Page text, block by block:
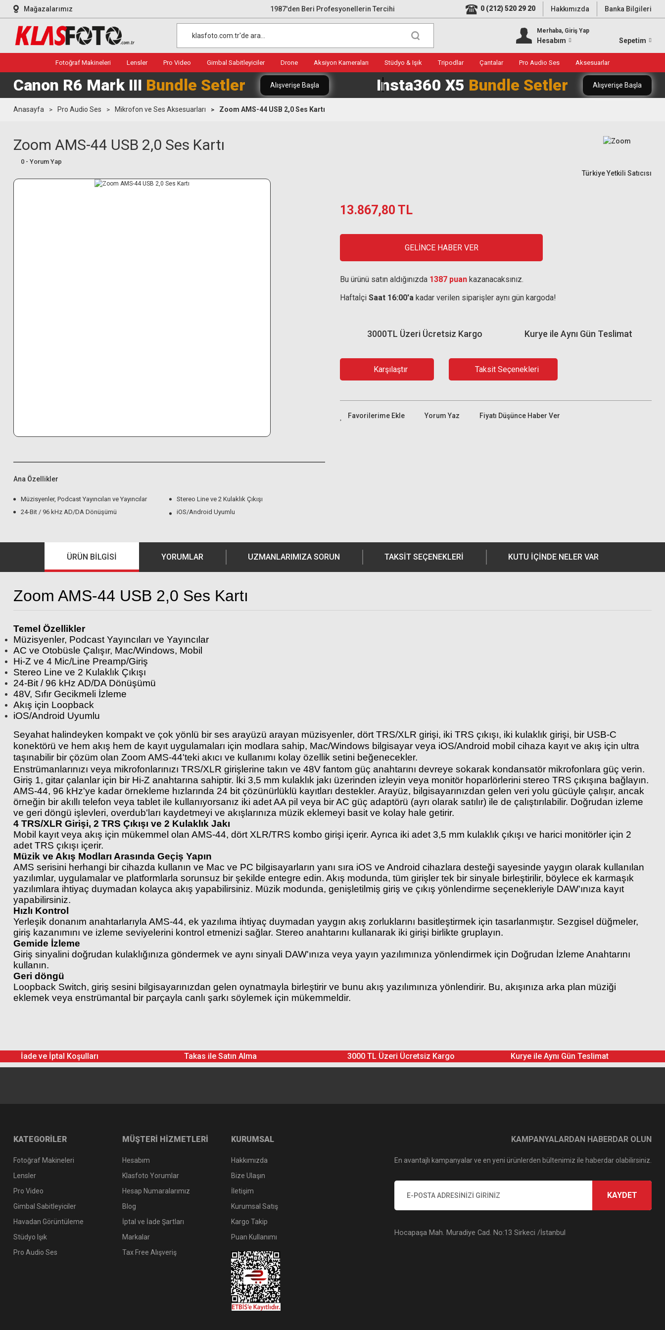
Mağazalarımız 1987'den Beri Profesyonellerin Tercihi 0 (212) 520 29 20 Hakkımızda Banka Bilgileri
Merhaba, Giriş Yap
Hesabım Sepetim
Fotoğraf Makineleri Lensler Pro Video Gimbal Sabitleyiciler Drone Aksiyon Kameraları Stüdyo & Işık Tripodlar Çantalar Pro Audio Ses Aksesuarlar
Canon R6 Mark III Bundle Setler Alışverişe Başla Insta360 X5 Bundle Setler Alışverişe Başla
Anasayfa Pro Audio Ses Mikrofon ve Ses Aksesuarları Zoom AMS-44 USB 2,0 Ses Kartı
Zoom AMS-44 USB 2,0 Ses Kartı
0 - Yorum Yap
Türkiye Yetkili Satıcısı
Ana Özellikler
Müzisyenler, Podcast Yayıncıları ve Yayıncılar
Stereo Line ve 2 Kulaklık Çıkışı
24-Bit / 96 kHz AD/DA Dönüşümü
iOS/Android Uyumlu
13.867,80 TL
GELİNCE HABER VER
Bu ürünü satın aldığınızda 1387 puan kazanacaksınız.
Haftaİçi Saat 16:00'a kadar verilen siparişler aynı gün kargoda!
Kurye ile Aynı Gün Teslimat
3000TL Üzeri Ücretsiz Kargo
Karşılaştır Taksit Seçenekleri
Yorum Yaz Fiyatı Düşünce Haber Ver
ÜRÜN BILGISI YORUMLAR UZMANLARIMIZA SORUN TAKSIT SEÇENEKLERI KUTU İÇİNDE NELER VAR
Zoom AMS-44 USB 2,0 Ses Kartı
Temel Özellikler
Müzisyenler, Podcast Yayıncıları ve Yayıncılar
AC ve Otobüsle Çalışır, Mac/Windows, Mobil
Hi-Z ve 4 Mic/Line Preamp/Giriş
Stereo Line ve 2 Kulaklık Çıkışı
24-Bit / 96 kHz AD/DA Dönüşümü
48V, Sıfır Gecikmeli İzleme
Akış için Loopback
iOS/Android Uyumlu
Seyahat halindeyken kompakt ve çok yönlü bir ses arayüzü arayan müzisyenler, dört TRS/XLR girişi, iki TRS çıkışı, iki kulaklık girişi, bir USB-C
konektörü ve hem akış hem de kayıt uygulamaları için modlara sahip, Mac/Windows bilgisayar veya iOS/Android mobil cihaza kayıt ve akış için ultra
taşınabilir bir çözüm olan Zoom AMS-44'teki akıcı ve kullanımı kolay özellik setini beğenecekler.
Enstrümanlarınızı veya mikrofonlarınızı TRS/XLR girişlerine takın ve 48V fantom güç anahtarını devreye sokarak kondansatör mikrofonlara güç verin.
Giriş 1, gitar çalanlar için bir Hi-Z anahtarına sahiptir. İki 3,5 mm kulaklık jakı üzerinden izleyin veya monitör hoparlörlerini stereo TRS çıkışına bağlayın.
AMS-44, 96 kHz'ye kadar örnekleme hızlarında 24 bit çözünürlüklü kayıtları destekler. Arayüz, bilgisayarınızdan gelen veri yolu gücüyle çalışır, ancak
örneğin bir akıllı telefon veya tablet ile kullanıyorsanız iki adet AA pil veya bir AC güç adaptörü (ayrı olarak satılır) ile de çalıştırılabilir. Doğrudan izleme
ve geri döngü işlevleri, overdub'ları kaydetmeyi ve akışlarınıza müzik eklemeyi basit ve kolay hale getirir.
4 TRS/XLR Girişi, 2 TRS Çıkışı ve 2 Kulaklık Jakı
Mobil kayıt veya akış için mükemmel olan AMS-44, dört XLR/TRS kombo girişi içerir. Ayrıca iki adet 3,5 mm kulaklık çıkışı ve harici monitörler için 2
adet TRS çıkışı içerir.
Müzik ve Akış Modları Arasında Geçiş Yapın
AMS serisini herhangi bir cihazda kullanın ve Mac ve PC bilgisayarların yanı sıra iOS ve Android cihazlara desteği sayesinde yaygın olarak kullanılan
yazılımlar, uygulamalar ve platformlarla sorunsuz bir şekilde entegre edin. Akış modunda, tüm girişler tek bir sinyale birleştirilir, böylece ek karmaşık
yazılımlara ihtiyaç duymadan kolayca akış yapabilirsiniz. Müzik modunda, genişletilmiş giriş ve çıkış yönlendirme seçenekleriyle DAW'ınıza kayıt
yapabilirsiniz.
Hızlı Kontrol
Yerleşik donanım anahtarlarıyla AMS-44, ek yazılıma ihtiyaç duymadan yaygın akış zorluklarını basitleştirmek için tasarlanmıştır. Sezgisel düğmeler,
giriş kazanımını ve izleme seviyelerini kontrol etmenizi sağlar. Stereo anahtarını kullanarak iki girişi birlikte gruplayın.
Gemide İzleme
Giriş sinyalini doğrudan kulaklığınıza göndermek ve aynı sinyali DAW'ınıza veya yayın yazılımınıza yönlendirmek için Doğrudan İzleme Anahtarını
kullanın.
Geri döngü
Loopback Switch, giriş sesini bilgisayarınızdan gelen oynatmayla birleştirir ve bunu akış yazılımınıza yönlendirir. Bu, akışınıza arka plan müziği
eklemek veya enstrümantal bir parçayla canlı şarkı söylemek için mükemmeldir.
İade ve İptal Koşulları Takas ile Satın Alma 3000 TL Üzeri Ücretsiz Kargo Kurye ile Aynı Gün Teslimat
KATEGORİLER
Fotoğraf Makineleri
Lensler
Pro Video
Gimbal Sabitleyiciler
Havadan Görüntüleme
Stüdyo Işık
Pro Audio Ses
MÜŞTERİ HİZMETLERİ
Hesabım
Klasfoto Yorumlar
Hesap Numaralarımız
Blog
İptal ve İade Şartları
Markalar
Tax Free Alışveriş
KURUMSAL
Hakkımızda
Bize Ulaşın
İletişim
Kurumsal Satış
Kargo Takip
Puan Kullanımı
KAMPANYALARDAN HABERDAR OLUN
En avantajlı kampanyalar ve en yeni ürünlerden bültenimiz ile haberdar olabilirsiniz.
KAYDET
Hocapaşa Mah. Muradiye Cad. No:13 Sirkeci /İstanbul